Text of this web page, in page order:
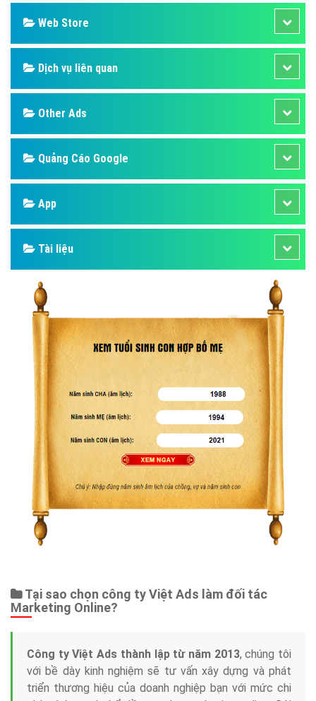
Web Store
Dịch vụ liên quan
Other Ads
Quảng Cáo Google
App
Tài liệu
Tại sao chọn công ty Việt Ads làm đối tác
Marketing Online?
Công ty Việt Ads thành lập từ năm 2013, chúng tôi
với bề dày kinh nghiệm sẽ tư vấn xây dựng và phát
triển thương hiệu của doanh nghiệp bạn với mức chi